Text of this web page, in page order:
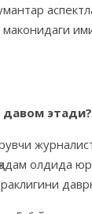
давом этади?
олдида